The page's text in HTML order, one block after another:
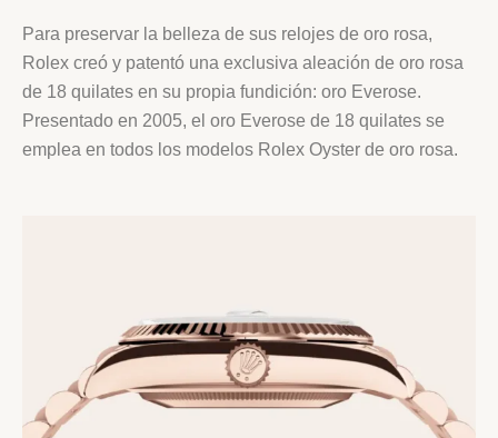
Para preservar la belleza de sus relojes de oro rosa,
Rolex creó y patentó una exclusiva aleación de oro rosa
de 18 quilates en su propia fundición: oro Everose.
Presentado en 2005, el oro Everose de 18 quilates se
emplea en todos los modelos Rolex Oyster de oro rosa.